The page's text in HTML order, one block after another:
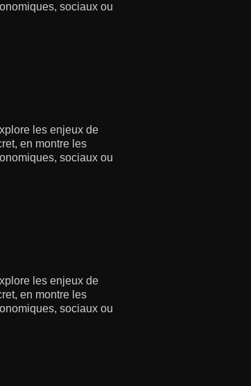
sociaux ou
les enjeux de
en montre les
sociaux ou
les enjeux de
en montre les
sociaux ou